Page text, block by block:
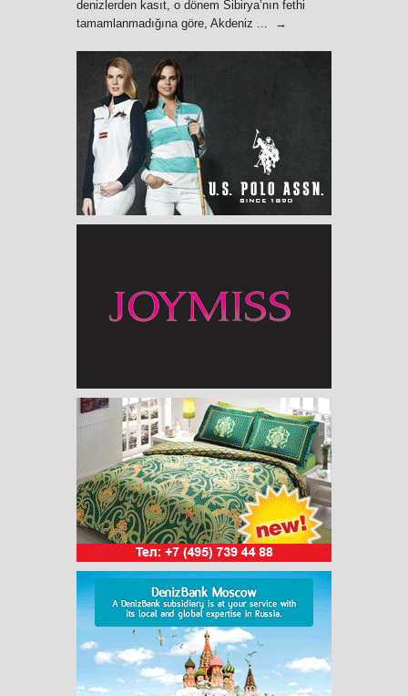
denizlerden kasıt, o dönem Sibirya’nın fethi
tamamlanmadığına göre, Akdeniz ... →